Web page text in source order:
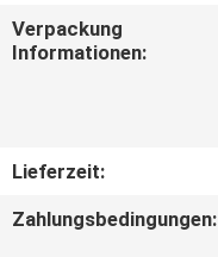
TRETEN
UNS
IN
Verpackung
Informationen:
Lieferzeit:
Zahlungsbedingungen: